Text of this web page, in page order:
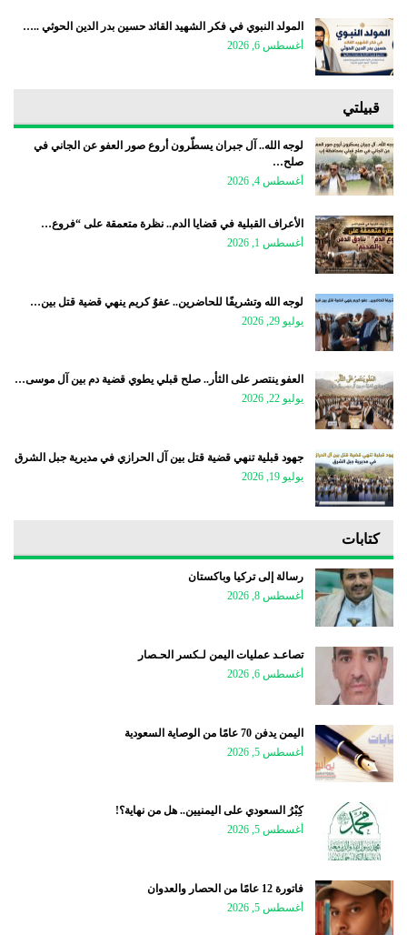
المولد النبوي في فكر الشهيد القائد حسين بدر الدين الحوثي ..…
أغسطس 6, 2026
قبيلتي
لوجه الله.. آل جبران يسطّرون أروع صور العفو عن الجاني في
صلح…
أغسطس 4, 2026
الأعراف القبلية في قضايا الدم.. نظرة متعمقة على “فروع…
أغسطس 1, 2026
لوجه الله وتشريفًا للحاضرين.. عفوٌ كريم ينهي قضية قتل بين…
يوليو 29, 2026
العفو ينتصر على الثأر.. صلح قبلي يطوي قضية دم بين آل موسى…
يوليو 22, 2026
جهود قبلية تنهي قضية قتل بين آل الحرازي في مديرية جبل الشرق
يوليو 19, 2026
كتابات
رسالة إلى تركيا وباكستان
أغسطس 8, 2026
تصاعـد عمليات اليمن لـكسر الحـصار
أغسطس 6, 2026
اليمن يدفن 70 عامًا من الوصاية السعودية
أغسطس 5, 2026
كِبْرُ السعودي على اليمنيين.. هل من نهاية؟!
أغسطس 5, 2026
فاتورة 12 عامًا من الحصار والعدوان
أغسطس 5, 2026